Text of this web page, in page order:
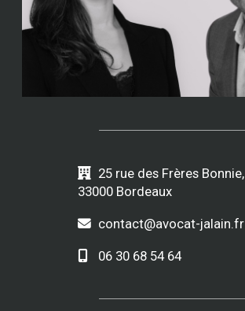
25 rue des Frères Bonnie,
33000 Bordeaux
contact@avocat-jalain.fr
06 30 68 54 64